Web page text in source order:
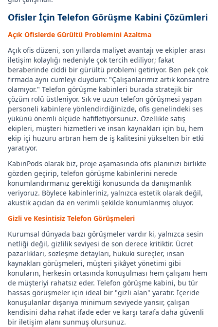
Ofisler İçin Telefon Görüşme Kabini Çözümleri
Açık Ofislerde Gürültü Problemini Azaltma
Açık ofis düzeni, son yıllarda maliyet avantajı ve ekipler arası
iletişim kolaylığı nedeniyle çok tercih ediliyor; fakat
beraberinde ciddi bir gürültü problemi getiriyor. Ben pek çok
firmada aynı cümleyi duydum: "Çalışanlarımız artık konsantre
olamıyor." Telefon görüşme kabinleri burada stratejik bir
çözüm rolü üstleniyor. Sık ve uzun telefon görüşmesi yapan
personeli kabinlere yönlendirdiğinizde, ofis genelindeki ses
yükünü önemli ölçüde hafifletiyorsunuz. Özellikle satış
ekipleri, müşteri hizmetleri ve insan kaynakları için bu, hem
ekip içi huzuru artıran hem de iş kalitesini yükselten bir etki
yaratıyor.
KabinPods olarak biz, proje aşamasında ofis planınızı birlikte
gözden geçirip, telefon görüşme kabinlerini nerede
konumlandırmanız gerektiği konusunda da danışmanlık
veriyoruz. Böylece kabinleriniz, yalnızca estetik olarak değil,
akustik açıdan da en verimli şekilde konumlanmış oluyor.
Gizli ve Kesintisiz Telefon Görüşmeleri
Kurumsal dünyada bazı görüşmeler vardır ki, yalnızca sesin
netliği değil, gizlilik seviyesi de son derece kritiktir. Ücret
pazarlıkları, sözleşme detayları, hukuki süreçler, insan
kaynakları görüşmeleri, müşteri şikâyet yönetimi gibi
konuların, herkesin ortasında konuşulması hem çalışanı hem
de müşteriyi rahatsız eder. Telefon görüşme kabini, bu tür
hassas görüşmeler için ideal bir "gizli alan" yaratır. İçeride
konuşulanlar dışarıya minimum seviyede yansır, çalışan
kendisini daha rahat ifade eder ve karşı tarafa daha güvenli
bir iletişim alanı sunmuş olursunuz.